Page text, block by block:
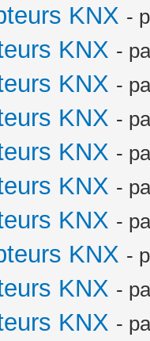
KNX -
KNX -
KNX -
KNX -
KNX -
KNX -
KNX -
KNX -
KNX -
KNX -